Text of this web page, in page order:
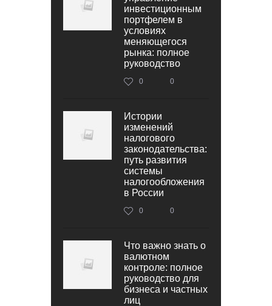
инвестиционным
портфелем в
условиях
меняющегося
рынка: полное
руководство
0 0
Истории
изменений
налогового
законодательства:
путь развития
системы
налогообложения
в России
0 0
Что важно знать о
валютном
контроле: полное
руководство для
бизнеса и частных
лиц